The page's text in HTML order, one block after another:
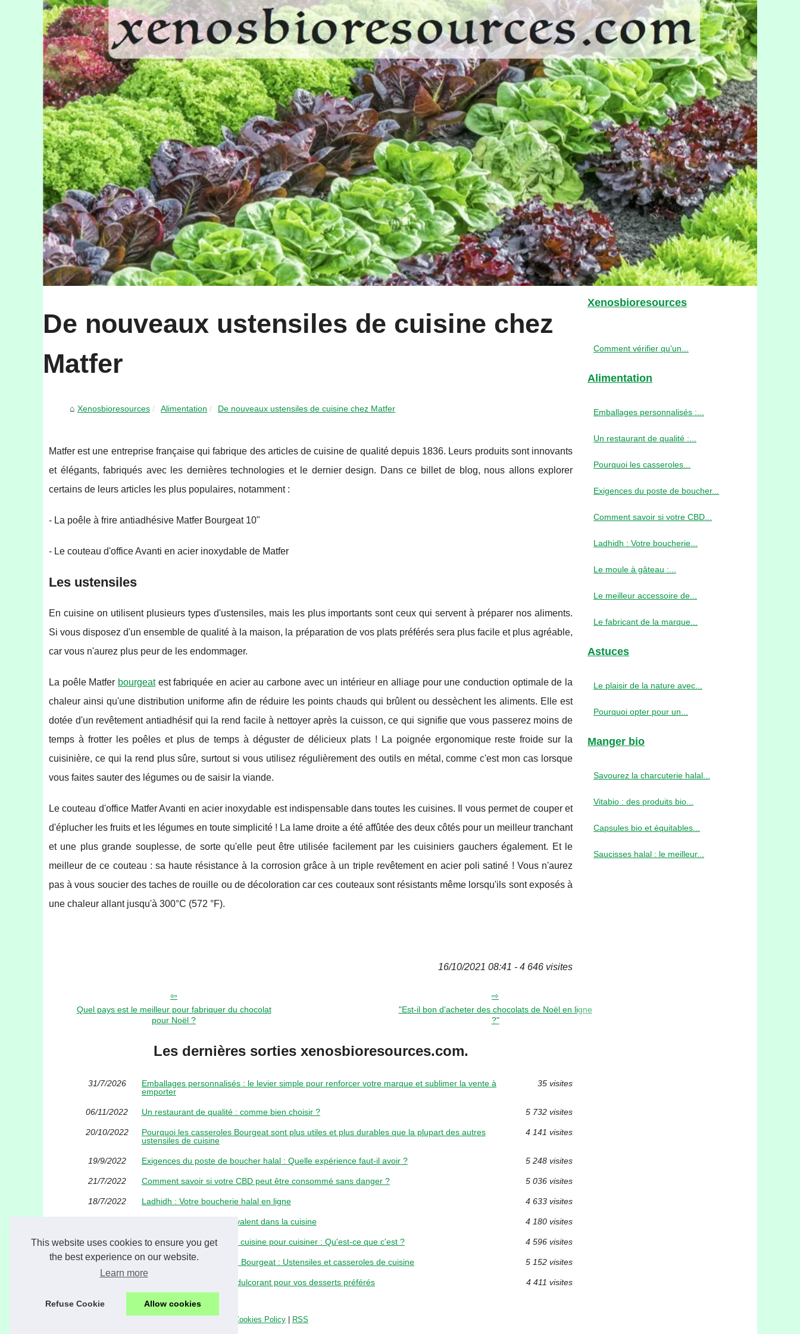
This website uses cookies to ensure you get
the best experience on our website.
Learn more
Refuse Cookie Allow cookies
De nouveaux ustensiles de cuisine chez
Matfer
Xenosbioresources Alimentation De nouveaux ustensiles de cuisine chez Matfer
Matfer est une entreprise française qui fabrique des articles de cuisine de qualité depuis 1836. Leurs produits sont innovants
et élégants, fabriqués avec les dernières technologies et le dernier design. Dans ce billet de blog, nous allons explorer
certains de leurs articles les plus populaires, notamment :
- La poêle à frire antiadhésive Matfer Bourgeat 10"
- Le couteau d'office Avanti en acier inoxydable de Matfer
Les ustensiles
En cuisine on utilisent plusieurs types d'ustensiles, mais les plus importants sont ceux qui servent à préparer nos aliments.
Si vous disposez d'un ensemble de qualité à la maison, la préparation de vos plats préférés sera plus facile et plus agréable,
car vous n'aurez plus peur de les endommager.
La poêle Matfer bourgeatest fabriquée en acier au carbone avec un intérieur en alliage pour une conduction optimale de la
chaleur ainsi qu'une distribution uniforme afin de réduire les points chauds qui brûlent ou dessèchent les aliments. Elle est
dotée d'un revêtement antiadhésif qui la rend facile à nettoyer après la cuisson, ce qui signifie que vous passerez moins de
temps à frotter les poêles et plus de temps à déguster de délicieux plats ! La poignée ergonomique reste froide sur la
cuisinière, ce qui la rend plus sûre, surtout si vous utilisez régulièrement des outils en métal, comme c'est mon cas lorsque
vous faites sauter des légumes ou de saisir la viande.
Le couteau d'office Matfer Avanti en acier inoxydable est indispensable dans toutes les cuisines. Il vous permet de couper et
d'éplucher les fruits et les légumes en toute simplicité ! La lame droite a été affûtée des deux côtés pour un meilleur tranchant
et une plus grande souplesse, de sorte qu'elle peut être utilisée facilement par les cuisiniers gauchers également. Et le
meilleur de ce couteau : sa haute résistance à la corrosion grâce à un triple revêtement en acier poli satiné ! Vous n'aurez
pas à vous soucier des taches de rouille ou de décoloration car ces couteaux sont résistants même lorsqu'ils sont exposés à
une chaleur allant jusqu'à 300°C (572 °F).
16/10/2021 08:41 - 4 646 visites
Quel pays est le meilleur pour fabriquer du chocolat
pour Noël ?
"Est-il bon d'acheter des chocolats de Noël en ligne
?"
Les dernières sorties xenosbioresources.com.
31/7/2026
Emballages personnalisés : le levier simple pour renforcer votre marque et sublimer la vente à
emporter
35 visites
06/11/2022 Un restaurant de qualité : comme bien choisir ? 5 732 visites
20/10/2022
Pourquoi les casseroles Bourgeat sont plus utiles et plus durables que la plupart des autres
ustensiles de cuisine
4 141 visites
19/9/2022 Exigences du poste de boucher halal : Quelle expérience faut-il avoir ? 5 248 visites
21/7/2022 Comment savoir si votre CBD peut être consommé sans danger ? 5 036 visites
18/7/2022 Ladhidh : Votre boucherie halal en ligne 4 633 visites
Le moule à gâteau : Polyvalent dans la cuisine 4 180 visites
21/5/2022 Le meilleur accessoire de cuisine pour cuisiner : Qu'est-ce que c'est ? 4 596 visites
27/4/2022 Le fabricant de la marque Bourgeat : Ustensiles et casseroles de cuisine 5 152 visites
Trimoline : Un délicieux édulcorant pour vos desserts préférés 4 411 visites
Xenosbioresources
Comment vérifier qu'un...
Alimentation
Emballages personnalisés :...
Un restaurant de qualité :...
Pourquoi les casseroles...
Exigences du poste de boucher...
Comment savoir si votre CBD...
Ladhidh : Votre boucherie...
Le moule à gâteau :...
Le meilleur accessoire de...
Le fabricant de la marque...
Astuces
Le plaisir de la nature avec...
Pourquoi opter pour un...
Manger bio
Savourez la charcuterie halal...
Vitabio : des produits bio...
Capsules bio et équitables...
Saucisses halal : le meilleur...
Cookies Policy
RSS